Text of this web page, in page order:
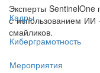
Кадры
Киберграмотность
Мероприятия
Эксперты SentinelOne
с использованием
смайликов.